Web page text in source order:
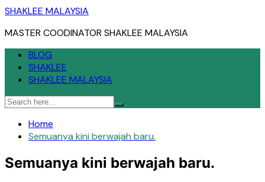
Skip
content
SHAKLEE MALAYSIA
MASTER COODINATOR SHAKLEE MALAYSIA
BLOG
SHAKLEE
SHAKLEE MALAYSIA
Home
Semuanya kini berwajah baru.
Semuanya kini berwajah baru.